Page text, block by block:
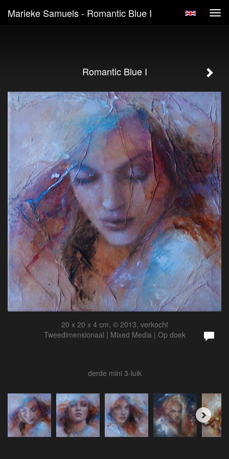
Marieke Samuels - Romantic Blue I
Romantic Blue I
20 x 20 x 4 cm, © 2013, verkocht
Tweedimensionaal | Mixed Media | Op doek
derde mini 3-luik